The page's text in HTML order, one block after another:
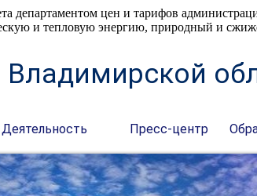
департаментом цен и тарифов
и тепловую энергию, природный и
Владимирской
Деятельность Пресс-центр